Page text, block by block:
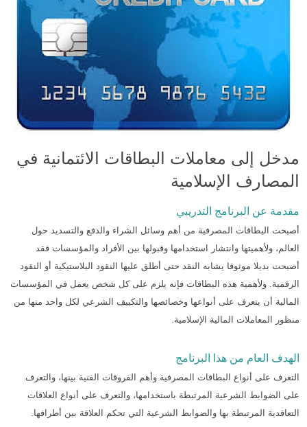
مدخل إلى معاملات البطاقات الائتمانية في
المصارف الإسلامية
مقدمة عن البرنامج التدريبي
أصبحت البطاقات المصرفية من أهم وسائل الشراء والدفع والتسديد حول
العالم، ولأهميتها وانتشار استخدامها وقبولها بين الأفراد والمؤسسات فقد
أصبحت بديلا موثوقا يشابه النقد حتى أطلق عليها النقود البلاستيكية أو النقود
الرقمية. ولأهمية هذه البطاقات فإنه يلزم على كل شخص يعمل في المؤسسات
المالية أن يتعرف على أنواعها وخصائصها والتكييف الشرعي لكل واحد منها من
منظور المعاملات المالية الإسلامية.
الهدف العام من هذا البرنامج
التعرف على أنواع البطاقات المصرفية وأهم الفروقات الفنية بينها، والتعرف
على الضوابط الشرعية المرتبطة باستخدامها، والتعرف على أنواع العلاقات
التعاقدية المرتبطة بها والضوابط الشرعية التي تحكم العلاقة بين أطرافها.